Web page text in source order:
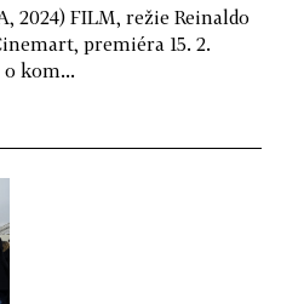
2024) FILM, režie Reinaldo
premiéra 15. 2.
kom...